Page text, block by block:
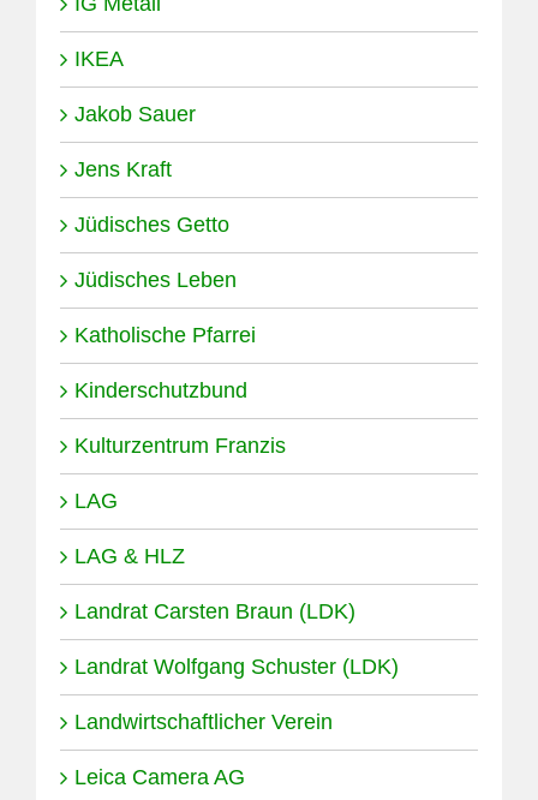
IKEA
Jakob Sauer
Jens Kraft
Jüdisches Getto
Jüdisches Leben
Katholische Pfarrei
Kinderschutzbund
Kulturzentrum Franzis
LAG
LAG & HLZ
Landrat Carsten Braun (LDK)
Landrat Wolfgang Schuster (LDK)
Landwirtschaftlicher Verein
Leica Camera AG